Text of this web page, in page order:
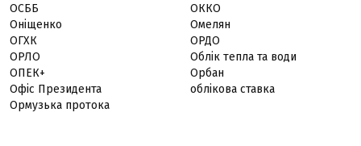
ОСББ
ОККО
Оніщенко
Омелян
ОГХК
ОРДО
ОРЛО
Облік тепла та води
ОПЕК+
Орбан
Офіс Президента
облікова ставка
Ормузька протока